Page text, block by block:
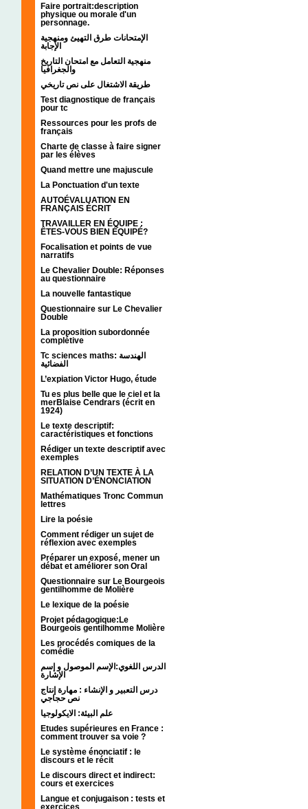
Faire portrait:description
physique ou morale d'un
personnage.
الإمتحانات طرق التهيئ ومنهجية
الإجابة
منهجية التعامل مع امتحان التاريخ
والجغرافيا
طريقة الاشتغال على نص تاريخي
Test diagnostique de français
pour tc
Ressources pour les profs de
français
Charte de classe à faire signer
par les élèves
Quand mettre une majuscule
La Ponctuation d'un texte
AUTOÉVALUATION EN
FRANÇAIS ÉCRIT
TRAVAILLER EN ÉQUIPE :
ÊTES-VOUS BIEN ÉQUIPÉ?
Focalisation et points de vue
narratifs
Le Chevalier Double: Réponses
au questionnaire
La nouvelle fantastique
Questionnaire sur Le Chevalier
Double
La proposition subordonnée
complétive
Tc sciences maths: الهندسة
الفضائية
L’expiation Victor Hugo, étude
Tu es plus belle que le ciel et la
merBlaise Cendrars (écrit en
1924)
Le texte descriptif:
caractéristiques et fonctions
Rédiger un texte descriptif avec
exemples
RELATION D’UN TEXTE À LA
SITUATION D’ÉNONCIATION
Mathématiques Tronc Commun
lettres
Lire la poésie
Comment rédiger un sujet de
réflexion avec exemples
Préparer un exposé, mener un
débat et améliorer son Oral
Questionnaire sur Le Bourgeois
gentilhomme de Molière
Le lexique de la poésie
Projet pédagogique:Le
Bourgeois gentilhomme Molière
Les procédés comiques de la
comédie
الدرس اللغوي:الإسم الموصول و إسم
الإشارة
درس التعبير و الإنشاء : مهارة إنتاج
نص حجاجي
علم البيئة: الايكولوجيا
Etudes supérieures en France :
comment trouver sa voie ?
Le système énonciatif : le
discours et le récit
Le discours direct et indirect:
cours et exercices
Langue et conjugaison : tests et
exercices